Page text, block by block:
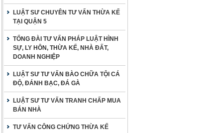
LUẬT SƯ CHUYÊN TƯ VẤN THỪA KẾ
TẠI QUẬN 5
TỔNG ĐÀI TƯ VẤN PHÁP LUẬT HÌNH
SỰ, LY HÔN, THỪA KẾ, NHÀ ĐẤT,
DOANH NGHIỆP
LUẬT SƯ TƯ VẤN BÀO CHỮA TỘI CÁ
ĐỘ, ĐÁNH BẠC, ĐÁ GÀ
LUẬT SƯ TƯ VẤN TRANH CHẤP MUA
BÁN NHÀ
TƯ VẤN CÔNG CHỨNG THỪA KẾ